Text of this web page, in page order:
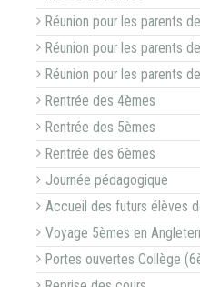
Réunion pour les parents
Réunion pour les parents
Réunion pour les parents
Rentrée des 4èmes
Rentrée des 5èmes
Rentrée des 6èmes
Journée pédagogique
Accueil des futurs élèves
Voyage 5èmes en
Portes ouvertes Collège